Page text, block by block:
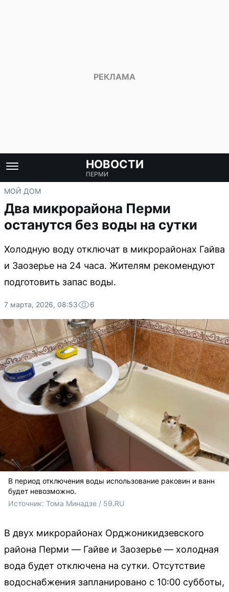
НОВОСТИ
ПЕРМИ
МОЙ ДОМ
Два микрорайона Перми
останутся без воды на сутки
Холодную воду отключат в микрорайонах Гайва
и Заозерье на 24 часа. Жителям рекомендуют
подготовить запас воды.
7 марта, 2026, 08:53 6
В период отключения воды использование раковин и ванн
будет невозможно.
Источник: Тома Минадзе / 59.RU
В двух микрорайонах Орджоникидзевского
района Перми — Гайве и Заозерье — холодная
вода будет отключена на сутки. Отсутствие
водоснабжения запланировано с 10:00 субботы,